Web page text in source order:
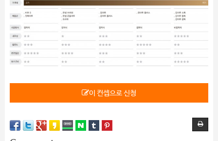
이 컨셉으로 신청